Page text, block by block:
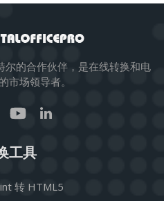
的合作伙伴，是在线转换和电
市场领导者。
工具
转 HTML5